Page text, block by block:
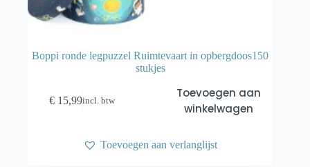
Boppi ronde legpuzzel Ruimtevaart in opbergdoos150
stukjes
€ 15,99incl. btw
Toevoegen aan
winkelwagen
Toevoegen aan verlanglijst